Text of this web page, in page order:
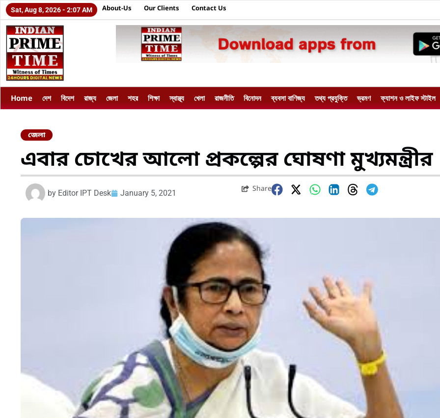
Sat, Aug 8, 2026 - 2:07 AM About-Us Our Clients Contact Us
Home দেশ বিদেশ রাজ্য জেলা শহর শিক্ষা স্বাস্থ্য খেলা রাজনীতি বিনোদন ব্যবসা বাণিজ্য তথ্য প্রযুক্তি ভ্রমণ ফ্যাশন ও লাইফ স্টাইল
জেলা
এবার চোখের আলো প্রকল্পের ঘোষণা মুখ্যমন্ত্রীর
by Editor IPT Desk January 5, 2021
Share
HTML / JS Code